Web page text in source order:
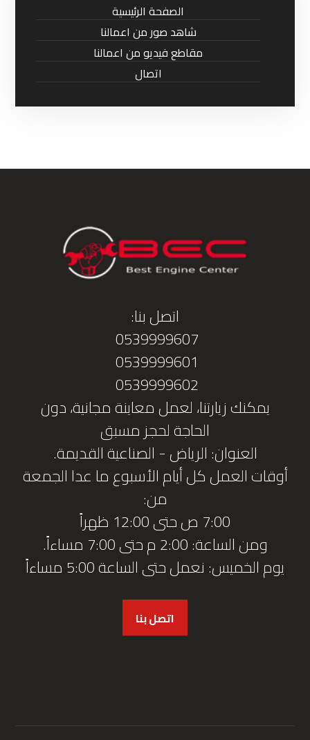
الصفحة الرئيسية
شاهد صور من اعمالنا
مقاطع فيديو من اعمالنا
اتصال
اتصل بنا:
0539999607
0539999601
0539999602
يمكنك زيارتنا، لعمل معاينة مجانية، دون
الحاجة لحجز مسبق
العنوان: الرياض - الصناعية القديمة.
أوقات العمل كل أيام الأسبوع ما عدا الجمعة
من:
7:00 ص حتى 12:00 ظهراً
ومن الساعة: 2:00 م حتى 7:00 مساءاً.
يوم الخميس: نعمل حتى الساعة 5:00 مساءاً
اتصل بنا